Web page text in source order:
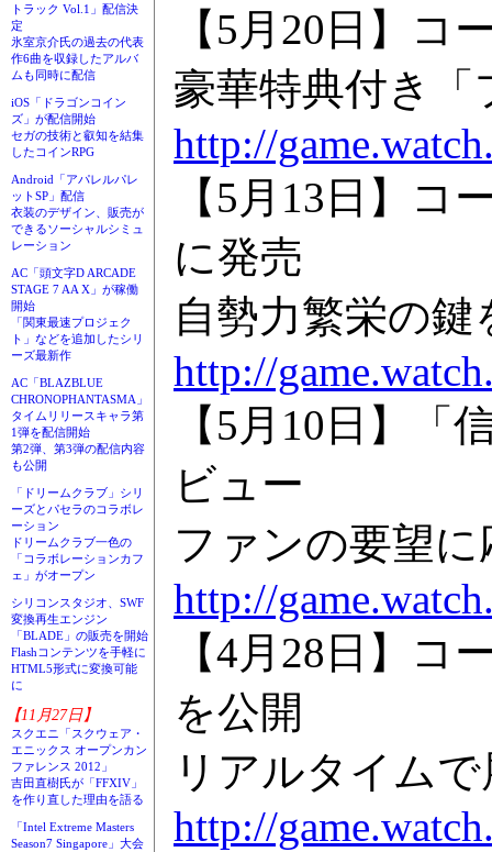
トラック Vol.1」配信決
定
氷室京介氏の過去の代表
作6曲を収録したアルバ
ムも同時に配信
iOS「ドラゴンコイン
ズ」が配信開始
セガの技術と叡知を結集
したコインRPG
Android「アパレルパレ
ットSP」配信
衣装のデザイン、販売が
できるソーシャルシミュ
レーション
AC「頭文字D ARCADE
STAGE 7 AA X」が稼働
開始
「関東最速プロジェク
ト」などを追加したシリ
ーズ最新作
AC「BLAZBLUE
CHRONOPHANTASMA」
タイムリリースキャラ第
1弾を配信開始
第2弾、第3弾の配信内容
も公開
「ドリームクラブ」シリ
ーズとパセラのコラボレ
ーション
ドリームクラブ一色の
「コラボレーションカフ
ェ」がオープン
シリコンスタジオ、SWF
変換再生エンジン
「BLADE」の販売を開始
Flashコンテンツを手軽に
HTML5形式に変換可能
に
【11月27日】
スクエニ「スクウェア・
エニックス オープンカン
ファレンス 2012」
吉田直樹氏が「FFXIV」
を作り直した理由を語る
「Intel Extreme Masters
Season7 Singapore」大会
【5月20日】コ
豪華特典付き
http://
【5月13日】コ
に発売
自勢力繁栄の
http://
【5月10日】
ビュー
ファンの要望
http://
【4月28日】コ
を公開
リアルタイム
http://